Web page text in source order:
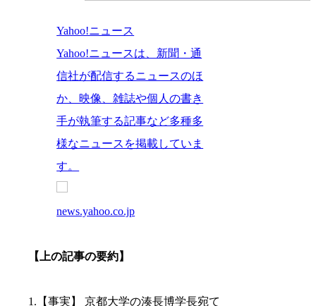
Yahoo!ニュース
Yahoo!ニュースは、新聞・通
信社が配信するニュースのほ
か、映像、雑誌や個人の書き
手が執筆する記事など多種多
様なニュースを掲載していま
す。
news.yahoo.co.jp
【上の記事の要約】
1.【事実】 京都大学の湊長博学長宛て